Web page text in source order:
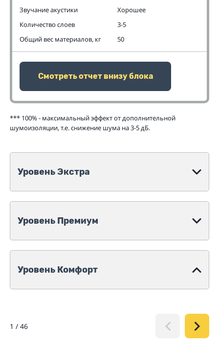
Звучание акустики
Хорошее
Количество слоев
3-5
Общий вес материалов, кг
50
Смотреть отчет внизу блока
*** 100% - максимальный эффект от дополнительной
шумоизоляции, т.е. снижение шума на 3-5 дБ.
Уровень Экстра
Уровень Премиум
Уровень Комфорт
1 / 46